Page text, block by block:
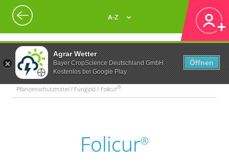
Agrar Wetter
Bayer CropScience Deutschland GmbH
Kostenlos bei Google Play
Öffnen
A-Z
Pflanzenschutzmittel / Fungizid / Folicur®
Folicur®